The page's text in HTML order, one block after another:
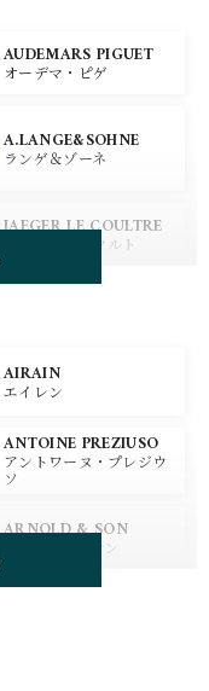
AUDEMARS PIGUET
オーデマ・ピゲ
A.LANGE&SOHNE
ランゲ＆ゾーネ
JAEGER LE COULTRE
ジャガー・ルクルト
BREGUET
ブレゲ
BREITLING
ブライトリング
ZENITH
AIRAIN
エイレン
ANTOINE PREZIUSO
アントワーヌ・プレジウ
ソ
ARNOLD & SON
アーノルド&サン